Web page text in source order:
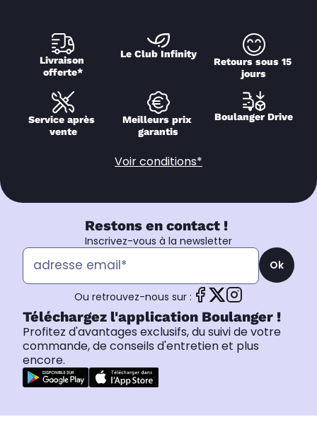
Livraison
offerte*
Le Club Infinity
Retours sous 15
jours
Service après
vente
Meilleurs prix
garantis
Boulanger Drive
Voir conditions*
Restons en contact !
Inscrivez-vous à la newsletter
Ok
Ou retrouvez-nous sur :
Téléchargez l'application Boulanger !
Profitez d'avantages exclusifs, du suivi de votre
commande, de conseils d'entretien et plus
encore.